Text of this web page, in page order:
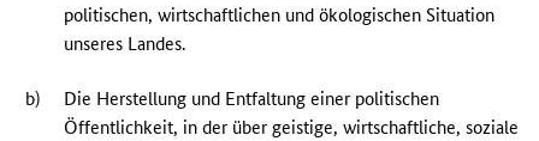
politischen, wirtschaftlichen und ökologischen Situation
unseres Landes.
b)
Die Herstellung und Entfaltung einer politischen
Öffentlichkeit, in der über geistige, wirtschaftliche, soziale